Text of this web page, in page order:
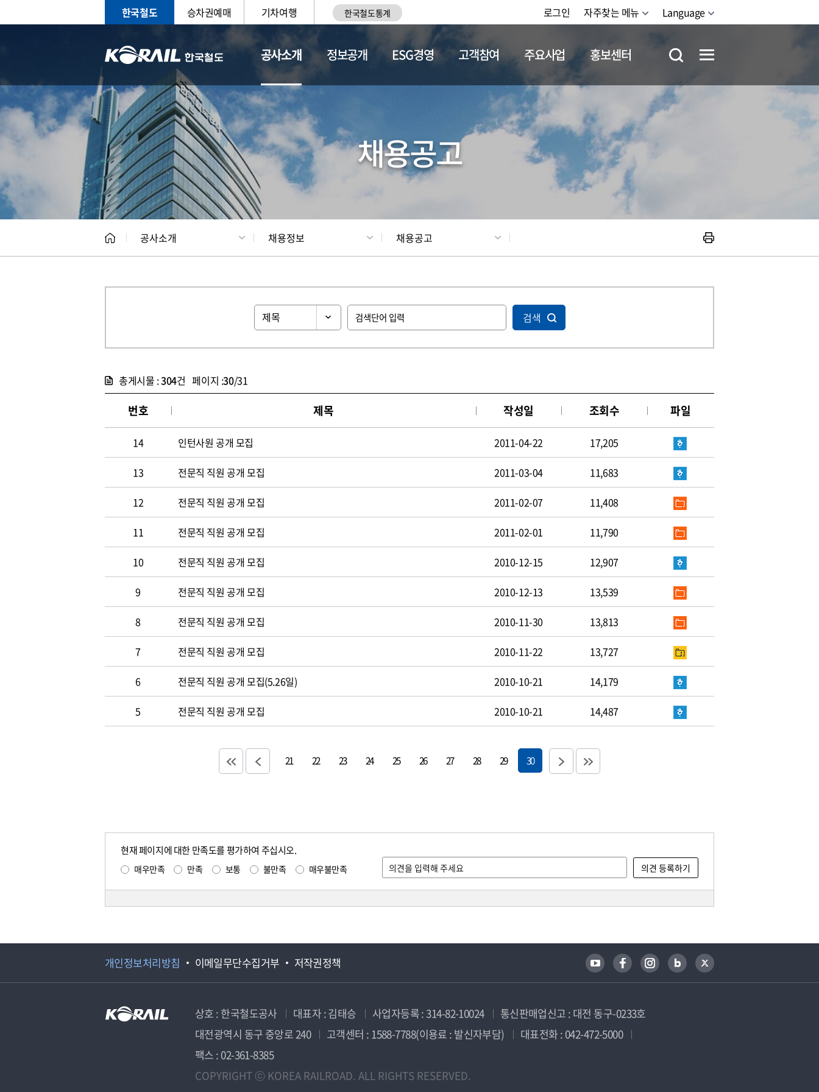
한국철도 승차권예매 기차여행 한국철도통계 로그인 자주찾는 메뉴 Language
공사소개
CEO 일반현황 채용정보
정보공개 ESG경영 고객참여 주요사업 홍보센터
채용공고
공사소개 채용정보 채용공고
검색
총게시물 :304건 페이지 :30/31
번호 제목 작성일 조회수 파일
14 인턴사원 공개 모집 2011-04-22 17,205
13 전문직 직원 공개 모집 2011-03-04 11,683
12 전문직 직원 공개 모집 2011-02-07 11,408
11 전문직 직원 공개 모집 2011-02-01 11,790
10 전문직 직원 공개 모집 2010-12-15 12,907
9 전문직 직원 공개 모집 2010-12-13 13,539
8 전문직 직원 공개 모집 2010-11-30 13,813
7 전문직 직원 공개 모집 2010-11-22 13,727
6 전문직 직원 공개 모집(5.26일) 2010-10-21 14,179
5 전문직 직원 공개 모집 2010-10-21 14,487
21 22 23 24 25 26 27 28 29 30
현재 페이지에 대한 만족도를 평가하여 주십시오.
매우만족 만족 보통 불만족 매우불만족
개인정보처리방침 이메일무단수집거부 저작권정책
상호 : 한국철도공사 대표자 : 김태승 사업자등록 : 314-82-10024
통신판매업신고 : 대전 동구-0233호
대전광역시 동구 중앙로 240
고객센터 : 1588-7788(이용료 : 발신자부담)
대표전화 : 042-472-5000
팩스 : 02-361-8385
COPYRIGHT ⓒ KOREA RAILROAD. ALL RIGHTS RESERVED.